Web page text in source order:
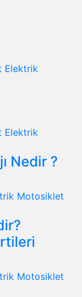
Elektrik
Elektrik
Nedir ?
Motosiklet
Motosiklet